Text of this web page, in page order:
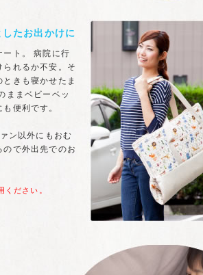
たお出かけに
ート。 病院に行
れるか不安。そ
きも寝かせたま
ままベビーベッ
便利です。
ン以外にもおむ
で外出先でのお
ださい。